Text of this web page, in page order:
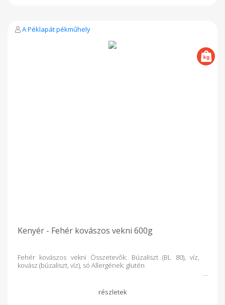
A Péklapát pékműhely
Kenyér - Fehér kovászos vekni 600g
Fehér kovászos vekni Összetevők: Búzaliszt (BL 80), víz,
kovász (búzaliszt, víz), só Allergének: glutén